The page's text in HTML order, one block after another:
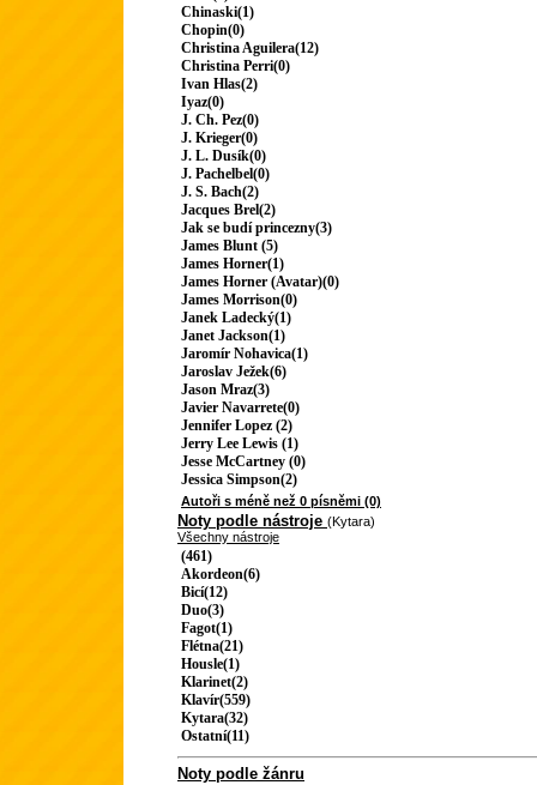
Chinaski(1)
Chopin(0)
Christina Aguilera(12)
Christina Perri(0)
Ivan Hlas(2)
Iyaz(0)
J. Ch. Pez(0)
J. Krieger(0)
J. L. Dusík(0)
J. Pachelbel(0)
J. S. Bach(2)
Jacques Brel(2)
Jak se budí princezny(3)
James Blunt (5)
James Horner(1)
James Horner (Avatar)(0)
James Morrison(0)
Janek Ladecký(1)
Janet Jackson(1)
Jaromír Nohavica(1)
Jaroslav Ježek(6)
Jason Mraz(3)
Javier Navarrete(0)
Jennifer Lopez (2)
Jerry Lee Lewis (1)
Jesse McCartney (0)
Jessica Simpson(2)
Autoři s méně než 0 písněmi (0)
Noty podle nástroje (Kytara)
Všechny nástroje
(461)
Akordeon(6)
Bicí(12)
Duo(3)
Fagot(1)
Flétna(21)
Housle(1)
Klarinet(2)
Klavír(559)
Kytara(32)
Ostatní(11)
Noty podle žánru